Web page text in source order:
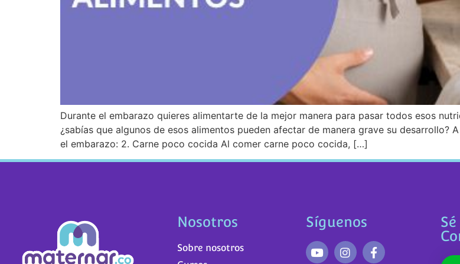
Durante el embarazo quieres alimentarte de la mejor manera para pasar todos esos
¿sabías que algunos de esos alimentos pueden afectar de manera grave su
el embarazo: 2. Carne poco cocida Al comer carne poco cocida, […]
Nosotros
Sobre nosotros
Síguenos